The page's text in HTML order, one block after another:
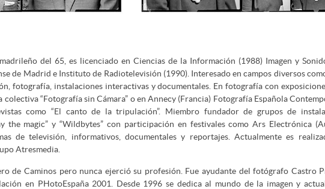
del 65, es licenciado en Ciencias de la Información (1988) Imagen y
de Madrid e Instituto de Radiotelevisión (1990). Interesado en campos diversos
fotografía, instalaciones interactivas y documentales. En fotografía con
colectiva “Fotografía sin Cámara” o en Annecy (Francia) Fotografía Española
como “El canto de la tripulación”. Miembro fundador de grupos de
the magic” y “Wildbytes” con participación en festivales como Ars Electrónica
de televisión, informativos, documentales y reportajes. Actualmente es
Atresmedia.
de Caminos pero nunca ejerció su profesión. Fue ayudante del fotógrafo Castro
en PHotoEspaña 2001. Desde 1996 se dedica al mundo de la imagen y